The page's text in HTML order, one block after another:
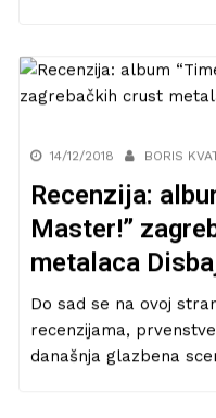
14/12/2018 BORIS
Recenzija:
Master!”
metalaca
Do sad se na ovoj
recenzijama,
današnja glazbena